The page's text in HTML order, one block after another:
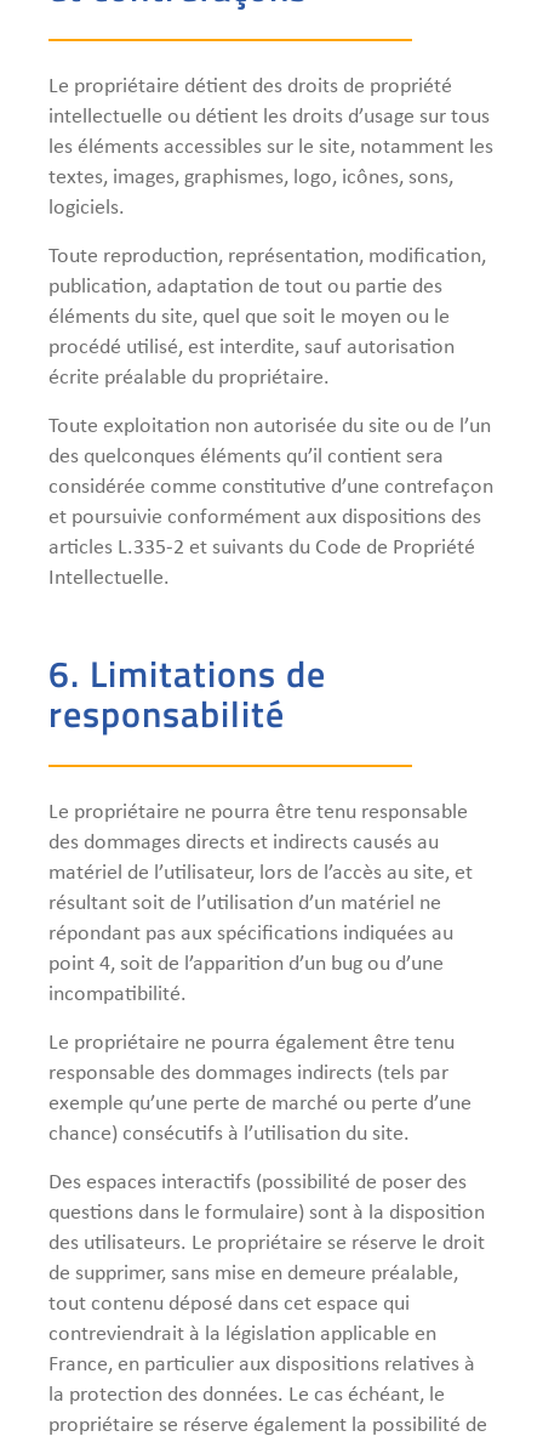
Le propriétaire détient des droits de propriété
intellectuelle ou détient les droits d’usage sur tous
les éléments accessibles sur le site, notamment les
textes, images, graphismes, logo, icônes, sons,
logiciels.
Toute reproduction, représentation, modification,
publication, adaptation de tout ou partie des
éléments du site, quel que soit le moyen ou le
procédé utilisé, est interdite, sauf autorisation
écrite préalable du propriétaire.
Toute exploitation non autorisée du site ou de l’un
des quelconques éléments qu’il contient sera
considérée comme constitutive d’une contrefaçon
et poursuivie conformément aux dispositions des
articles L.335-2 et suivants du Code de Propriété
Intellectuelle.
6. Limitations de
responsabilité
Le propriétaire ne pourra être tenu responsable
des dommages directs et indirects causés au
matériel de l’utilisateur, lors de l’accès au site, et
résultant soit de l’utilisation d’un matériel ne
répondant pas aux spécifications indiquées au
point 4, soit de l’apparition d’un bug ou d’une
incompatibilité.
Le propriétaire ne pourra également être tenu
responsable des dommages indirects (tels par
exemple qu’une perte de marché ou perte d’une
chance) consécutifs à l’utilisation du site.
Des espaces interactifs (possibilité de poser des
questions dans le formulaire) sont à la disposition
des utilisateurs. Le propriétaire se réserve le droit
de supprimer, sans mise en demeure préalable,
tout contenu déposé dans cet espace qui
contreviendrait à la législation applicable en
France, en particulier aux dispositions relatives à
la protection des données. Le cas échéant, le
propriétaire se réserve également la possibilité de